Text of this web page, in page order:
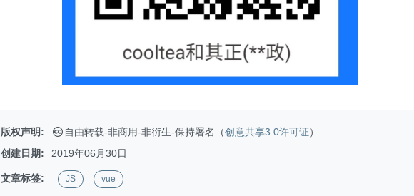
版权声明: 自由转载-非商用-非衍生-保持署名（创意共享3.0许可证）
创建日期:
2019年06月30日
文章标签: JS vue